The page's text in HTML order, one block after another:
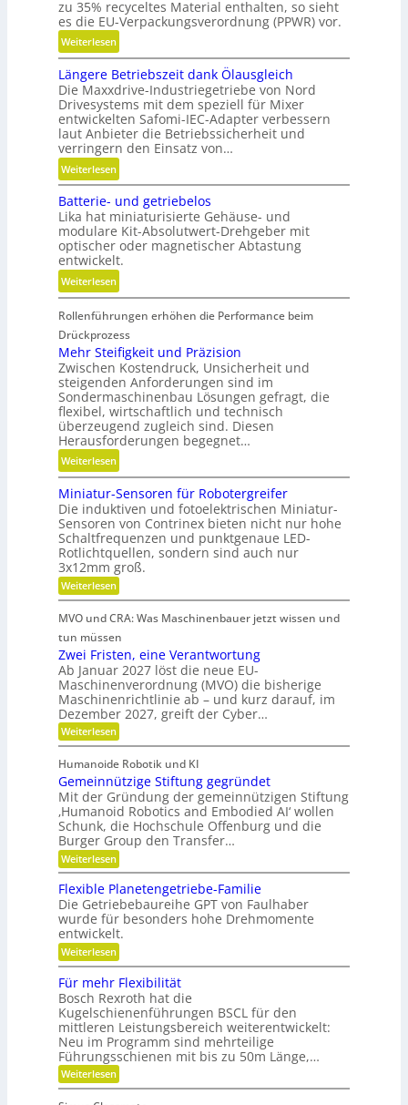
s
g
r
d
e
n
zu 35% recyceltes Material enthalten, so sieht
es die EU-Verpackungsverordnung (PPWR) vor.
Weiterlesen:
K
r
e
i
s
l
a
u
f
w
i
r
t
s
c
h
a
f
i
n
d
e
K
u
n
s
t
s
t
o
f
r
a
n
c
h
e
Längere Betriebszeit dank Ölausgleich
Die Maxxdrive-Industriegetriebe von Nord
Drivesystems mit dem speziell für Mixer
entwickelten Safomi-IEC-Adapter verbessern
laut Anbieter die Betriebssicherheit und
verringern den Einsatz von…
Weiterlesen:
L
ä
n
g
e
r
e
e
t
r
e
b
s
z
e
i
t
d
n
k
Ö
l
a
u
s
g
l
e
i
c
Batterie- und getriebelos
Lika hat miniaturisierte Gehäuse- und
modulare Kit-Absolutwert-Drehgeber mit
optischer oder magnetischer Abtastung
entwickelt.
Weiterlesen:
B
a
t
t
e
r
i
e
-
u
n
d
g
e
t
r
i
e
e
l
o
Rollenführungen erhöhen die Performance beim
Drückprozess
Mehr Steifigkeit und Präzision
Zwischen Kostendruck, Unsicherheit und
steigenden Anforderungen sind im
Sondermaschinenbau Lösungen gefragt, die
flexibel, wirtschaftlich und technisch
überzeugend zugleich sind. Diesen
Herausforderungen begegnet…
Weiterlesen:
M
e
h
S
t
e
i
f
i
g
k
e
i
t
u
d
P
r
ä
z
i
s
i
o
n
Miniatur-Sensoren für Robotergreifer
Die induktiven und fotoelektrischen Miniatur-
Sensoren von Contrinex bieten nicht nur hohe
Schaltfrequenzen und punktgenaue LED-
Rotlichtquellen, sondern sind auch nur
3x12mm groß.
Weiterlesen:
M
n
i
t
u
r
-
S
e
n
s
o
r
e
n
f
ü
r
R
o
b
o
t
e
r
g
r
e
e
r
MVO und CRA: Was Maschinenbauer jetzt wissen und
tun müssen
Zwei Fristen, eine Verantwortung
Ab Januar 2027 löst die neue EU-
Maschinenverordnung (MVO) die bisherige
Maschinenrichtlinie ab – und kurz darauf, im
Dezember 2027, greift der Cyber…
Weiterlesen:
Z
e
i
F
r
i
s
t
e
n
,
e
i
n
e
V
e
a
n
t
w
o
r
t
u
n
Humanoide Robotik und KI
Gemeinnützige Stiftung gegründet
Mit der Gründung der gemeinnützigen Stiftung
‚Humanoid Robotics and Embodied AI‘ wollen
Schunk, die Hochschule Offenburg und die
Burger Group den Transfer…
Weiterlesen:
G
e
m
e
i
n
n
ü
t
z
i
g
e
S
t
i
f
t
Flexible Planetengetriebe-Familie
Die Getriebebaureihe GPT von Faulhaber
wurde für besonders hohe Drehmomente
entwickelt.
Weiterlesen:
F
e
x
i
b
l
e
P
l
a
Für mehr Flexibilität
Bosch Rexroth hat die
Kugelschienenführungen BSCL für den
mittleren Leistungsbereich weiterentwickelt:
Neu im Programm sind mehrteilige
Führungsschienen mit bis zu 50m Länge,…
Weiterlesen:
F